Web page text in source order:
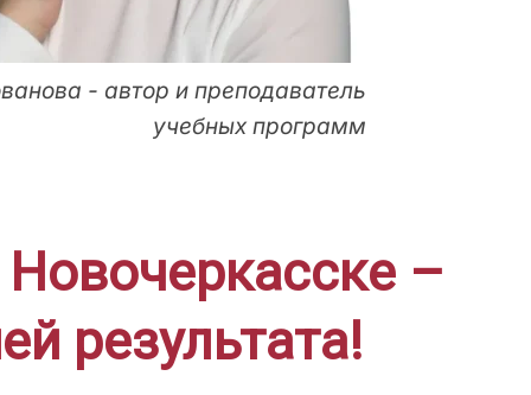
- автор и преподаватель
учебных программ
–
результата!